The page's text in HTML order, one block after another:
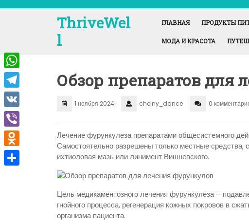
ThriveWel
l
ГЛАВНАЯ ПРОДУКТЫ
МОДА И КРАСОТА
Обзор препаратов для
1 ноября 2024 chelny_dance 0
Лечение фурункулеза препаратами общесистемного
Самостоятельно разрешены только местные средства,
ихтиоловая мазь или линимент Вишневского.
Цель медикаментозного лечения фурункулеза –
гнойного процесса, регенерация кожных покровов в
организма пациента.
W
h
a
A
T
e
l
e
g
V
K
V
i
b
O